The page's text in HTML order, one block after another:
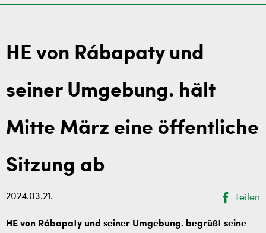
HE von Rábapaty und
seiner Umgebung. hält
Mitte März eine öffentliche
Sitzung ab
2024.03.21. Teilen
HE von Rábapaty und seiner Umgebung. begrüßt seine